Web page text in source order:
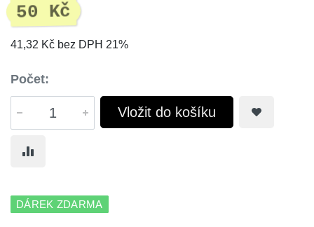
50 Kč
41,32 Kč bez DPH 21%
Počet:
Vložit do košíku
DÁREK ZDARMA